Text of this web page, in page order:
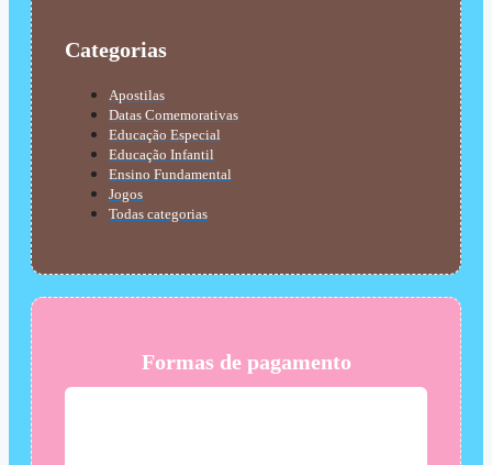
Categorias
Apostilas
Datas Comemorativas
Educação Especial
Educação Infantil
Ensino Fundamental
Jogos
Todas categorias
Formas de pagamento